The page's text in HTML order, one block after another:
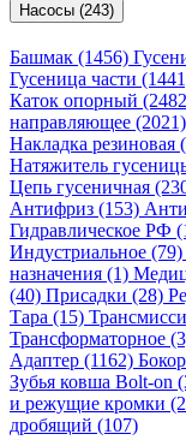
Насосы (243)
Башмак (1456)
Гусеница части
Каток опорный
направляющее (2021)
Накладка резиновая
Натяжитель
Цепь гусеничная
Антифриз (153)
Гидравлическое РФ
Индустриальное (79)
назначения (1)
(40) Присадки (28)
Тара (15)
Трансформаторное
Адаптер (1162)
Зубья ковша Bolt-on
и режущие кромки
дробящий (107)